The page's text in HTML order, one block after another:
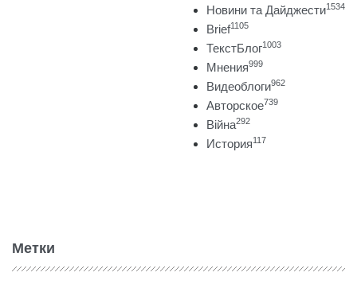
Новини та Дайджести1534
Brief1105
ТекстБлог1003
Мнения999
Видеоблоги962
Авторское739
Війна292
История117
Метки